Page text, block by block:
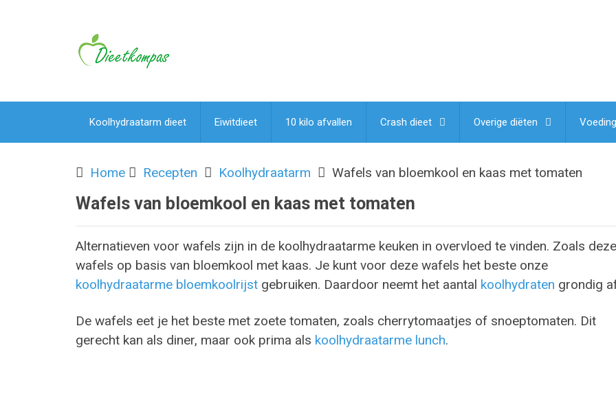
Koolhydraatarm dieet Eiwitdieet 10 kilo afvallen Crash dieet Overige diëten Voeding
Home Recepten Koolhydraatarm Wafels van bloemkool en kaas met tomaten
Wafels van bloemkool en kaas met tomaten
Alternatieven voor wafels zijn in de koolhydraatarme keuken in overvloed te vinden. Zoals deze
wafels op basis van bloemkool met kaas. Je kunt voor deze wafels het beste onze
koolhydraatarme bloemkoolrijst gebruiken. Daardoor neemt het aantal koolhydraten grondig
De wafels eet je het beste met zoete tomaten, zoals cherrytomaatjes of snoeptomaten. Dit
gerecht kan als diner, maar ook prima als koolhydraatarme lunch.